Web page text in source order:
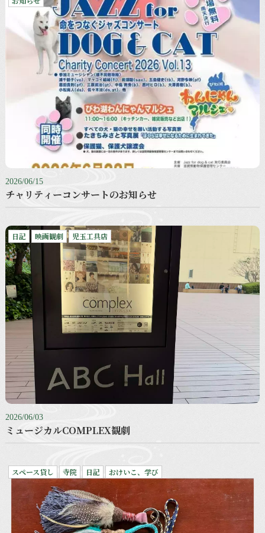
2026/06/15
チャリティーコンサートのお知らせ
日記 映画観劇 児玉工具店
2026/06/03
ミュージカルCOMPLEX観劇
スペース貸し 寺院 日記 おけいこ、学び